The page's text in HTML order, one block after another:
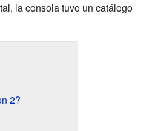
la consola tuvo un catálogo
2?